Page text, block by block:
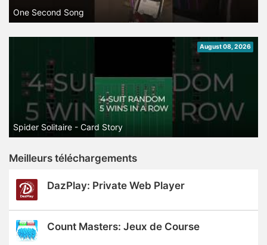
One Second Song
August 08, 2026
Spider Solitaire - Card Story
Meilleurs téléchargements
DazPlay: Private Web Player
Count Masters: Jeux de Course